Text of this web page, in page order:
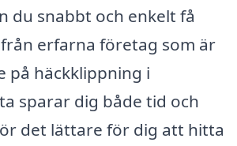
du snabbt och enkelt få
erfarna företag som är
på häckklippning i
sparar dig både tid och
det lättare för dig att hitta